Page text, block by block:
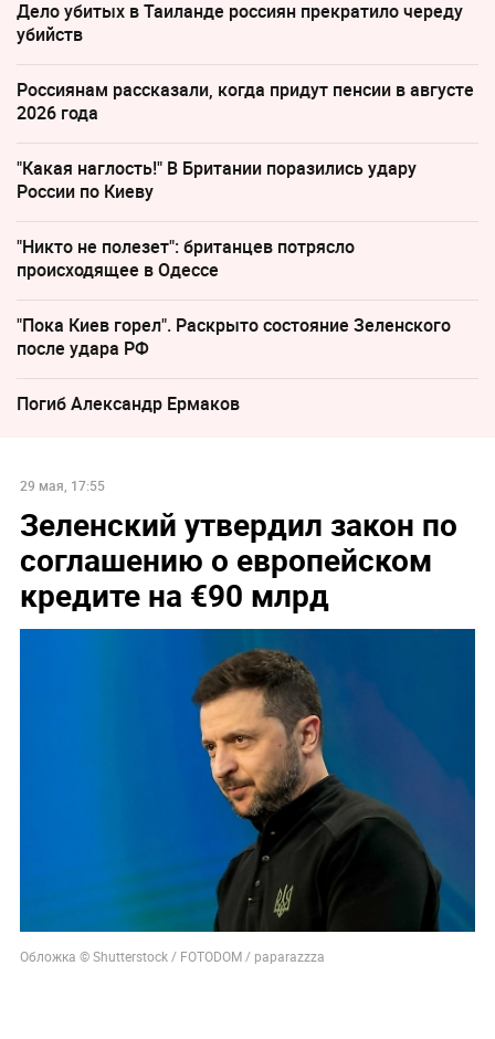
Дело убитых в Таиланде россиян прекратило череду
убийств
Россиянам рассказали, когда придут пенсии в августе
2026 года
"Какая наглость!" В Британии поразились удару
России по Киеву
"Никто не полезет": британцев потрясло
происходящее в Одессе
"Пока Киев горел". Раскрыто состояние Зеленского
после удара РФ
Погиб Александр Ермаков
29 мая, 17:55
Зеленский утвердил закон по
соглашению о европейском
кредите на €90 млрд
Обложка © Shutterstock / FOTODOM / paparazzza